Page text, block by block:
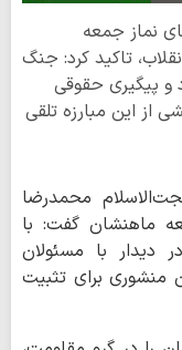
نماز جمعه
تاکید کرد: جنگ
و پیگیری حقوقی
از این مبارزه تلقی
محمدرضا
ماهنشان گفت: با
دیدار با مسئولان
منشوری برای تثبیت